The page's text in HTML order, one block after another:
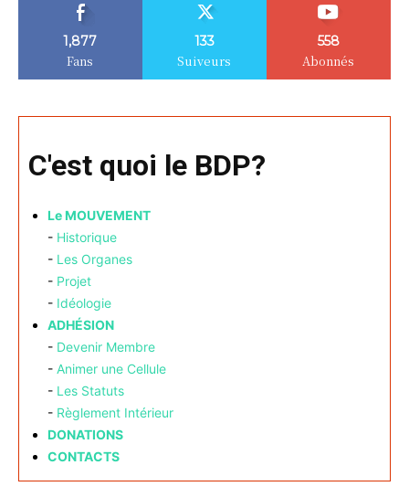
1,877
Fans
133
Suiveurs
558
Abonnés
C'est quoi le BDP?
Le MOUVEMENT
- Historique
- Les Organes
- Projet
- Idéologie
ADHÉSION
- Devenir Membre
- Animer une Cellule
- Les Statuts
- Règlement Intérieur
DONATIONS
CONTACTS